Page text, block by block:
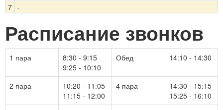
7 -
Расписание звонков
1 пара
8:30 - 9:15
9:25 - 10:10
Обед 14:10 - 14:30
2 пара
10:20 - 11:05
11:15 - 12:00
4 пара
14:30 - 15:15
15:25 - 16:10